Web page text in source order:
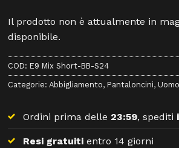
Il prodotto non è attualmente in
disponibile.
COD: E9 Mix Short-BB-S24
Categorie: Abbigliamento, Pantaloncini, Uomo
Ordini prima delle 23:59, spediti
Resi gratuitientro 14 giorni